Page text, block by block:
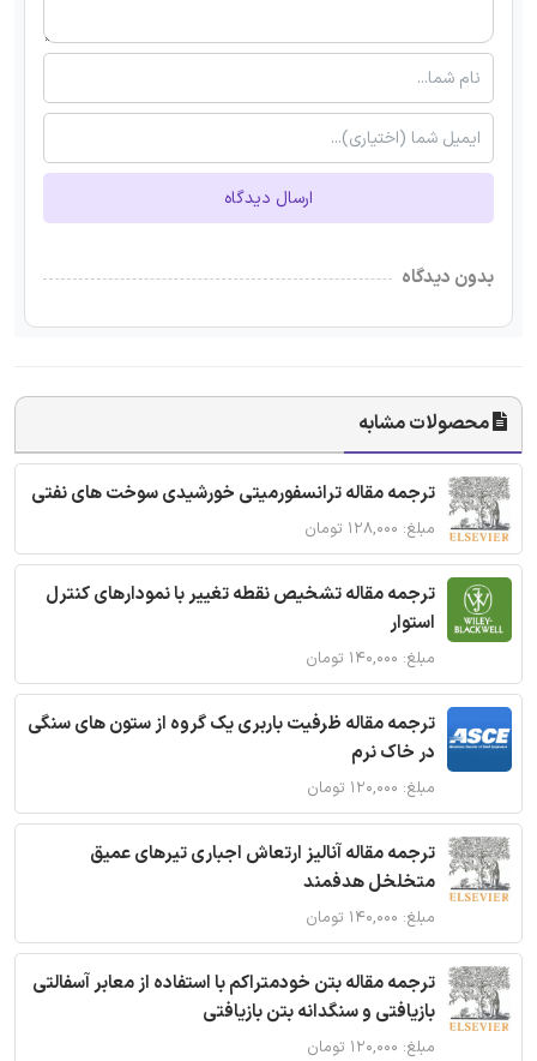
ارسال دیدگاه
بدون دیدگاه
محصولات مشابه
ترجمه مقاله ترانسفورمیتی خورشیدی سوخت های نفتی
مبلغ: ۱۲۸,۰۰۰ تومان
ترجمه مقاله تشخیص نقطه تغییر با نمودارهای کنترل
استوار
مبلغ: ۱۴۰,۰۰۰ تومان
ترجمه مقاله ظرفیت باربری یک گروه از ستون های سنگی
در خاک نرم
مبلغ: ۱۲۰,۰۰۰ تومان
ترجمه مقاله آنالیز ارتعاش اجباری تیرهای عمیق
متخلخل هدفمند
مبلغ: ۱۴۰,۰۰۰ تومان
ترجمه مقاله بتن خودمتراکم با استفاده از معابر آسفالتی
بازیافتی و سنگدانه بتن بازیافتی
مبلغ: ۱۲۰,۰۰۰ تومان